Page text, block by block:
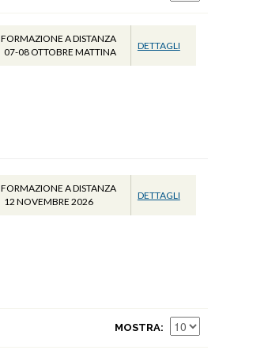
FORMAZIONE A DISTANZA
07-08 OTTOBRE MATTINA
DETTAGLI
FORMAZIONE A DISTANZA
12 NOVEMBRE 2026
DETTAGLI
MOSTRA